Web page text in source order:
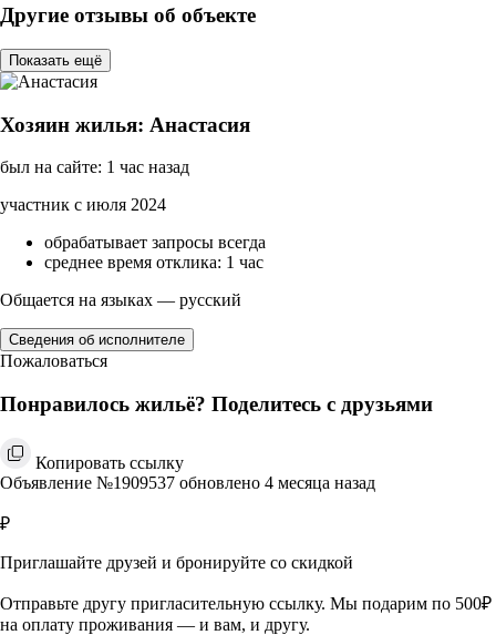
Другие отзывы об объекте
Показать ещё
Хозяин жилья: Анастасия
был на сайте: 1 час назад
участник с июля 2024
обрабатывает запросы всегда
среднее время отклика: 1 час
Общается на языках — русский
Сведения об исполнителе
Пожаловаться
Понравилось жильё? Поделитесь с друзьями
Копировать ссылку
Объявление №1909537 обновлено 4 месяца назад
₽
Приглашайте друзей и бронируйте со скидкой
Отправьте другу пригласительную ссылку. Мы подарим по 500₽
на оплату проживания — и вам, и другу.